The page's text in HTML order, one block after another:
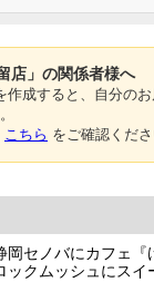
店」の関係者様へ
作成すると、自分の
こちら をご確認くださ
岡セノバにカフェ『
ックムッシュにスイ